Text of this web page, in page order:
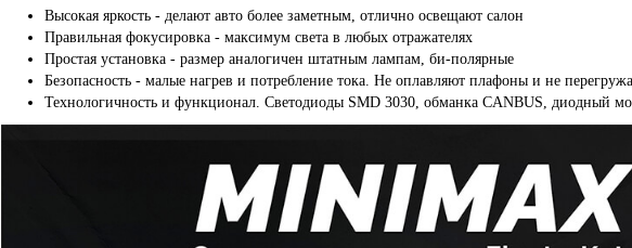
Высокая яркость - делают авто более заметным, отлично освещают салон
Правильная фокусировка - максимум света в любых отражателях
Простая установка - размер аналогичен штатным лампам, би-полярные
Безопасность - малые нагрев и потребление тока. Не оплавляют плафоны и не
Технологичность и функционал. Светодиоды SMD 3030, обманка CANBUS, диодный